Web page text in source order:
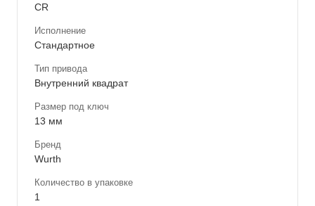
CR
Исполнение
Стандартное
Тип привода
Внутренний квадрат
Размер под ключ
13 мм
Бренд
Wurth
Количество в упаковке
1